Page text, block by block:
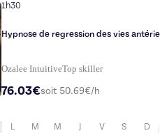
1h30
Hypnose de regression des vies
Ozalee IntuitiveTop skiller
76.03€soit 50.69€/h
L M M J V S D